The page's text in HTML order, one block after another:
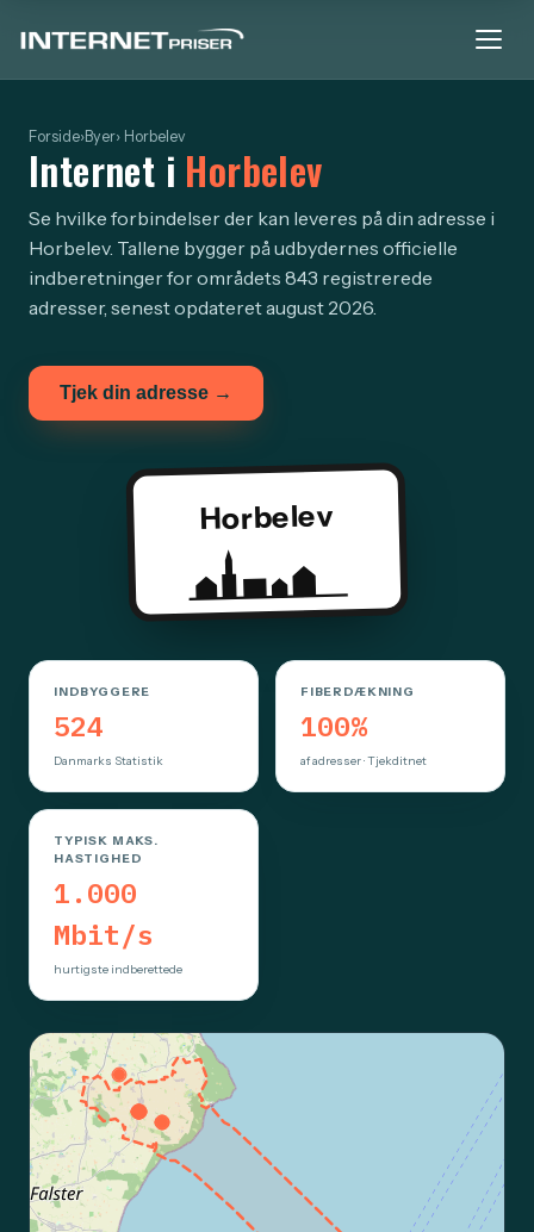
Forside›Byer› Horbelev
Internet i Horbelev
Se hvilke forbindelser der kan leveres på din adresse i
Horbelev. Tallene bygger på udbydernes officielle
indberetninger for områdets 843 registrerede
adresser, senest opdateret august 2026.
Tjek din adresse →
Horbelev
INDBYGGERE
524
Danmarks Statistik
FIBERDÆKNING
100%
af adresser · Tjekditnet
TYPISK MAKS.
HASTIGHED
1.000
Mbit/s
hurtigste indberettede